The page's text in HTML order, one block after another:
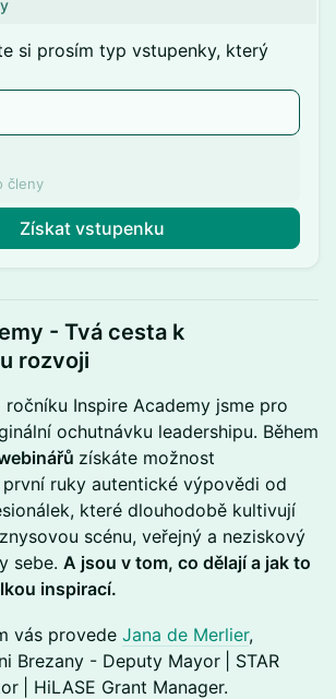
si prosím typ vstupenky, který
členy
Získat vstupenku
- Tvá cesta k
rozvoji
Inspire Academy jsme pro
ochutnávku leadershipu. Během
získáte možnost
ruky autentické výpovědi od
které dlouhodobě kultivují
scénu, veřejný a neziskový
sebe. A jsou v tom, co dělají a jak to
inspirací.
vás provede Jana de Merlier,
Brezany - Deputy Mayor
| STAR
| HiLASE Grant Manager.